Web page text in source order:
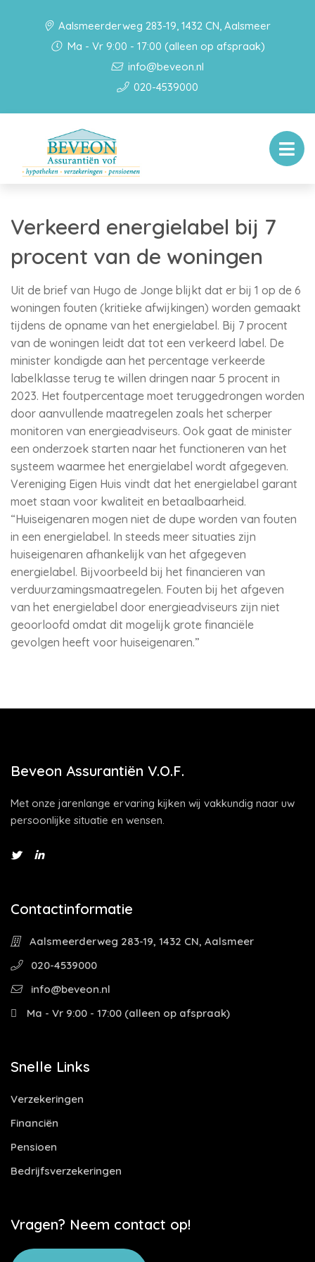
Aalsmeerderweg 283-19, 1432 CN, Aalsmeer
Ma - Vr 9:00 - 17:00 (alleen op afspraak)
info@beveon.nl
020-4539000
Verkeerd energielabel bij 7
procent van de woningen
Uit de brief van Hugo de Jonge blijkt dat er bij 1 op de 6
woningen fouten (kritieke afwijkingen) worden gemaakt
tijdens de opname van het energielabel. Bij 7 procent
van de woningen leidt dat tot een verkeerd label. De
minister kondigde aan het percentage verkeerde
labelklasse terug te willen dringen naar 5 procent in
2023. Het foutpercentage moet teruggedrongen worden
door aanvullende maatregelen zoals het scherper
monitoren van energieadviseurs. Ook gaat de minister
een onderzoek starten naar het functioneren van het
systeem waarmee het energielabel wordt afgegeven.
Vereniging Eigen Huis vindt dat het energielabel garant
moet staan voor kwaliteit en betaalbaarheid.
“Huiseigenaren mogen niet de dupe worden van fouten
in een energielabel. In steeds meer situaties zijn
huiseigenaren afhankelijk van het afgegeven
energielabel. Bijvoorbeeld bij het financieren van
verduurzamingsmaatregelen. Fouten bij het afgeven
van het energielabel door energieadviseurs zijn niet
geoorloofd omdat dit mogelijk grote financiële
gevolgen heeft voor huiseigenaren.”
Beveon Assurantiën V.O.F.
Met onze jarenlange ervaring kijken wij vakkundig naar uw
persoonlijke situatie en wensen.
Contactinformatie
Aalsmeerderweg 283-19, 1432 CN, Aalsmeer
020-4539000
info@beveon.nl
Ma - Vr 9:00 - 17:00 (alleen op afspraak)
Snelle Links
Verzekeringen
Financiën
Pensioen
Bedrijfsverzekeringen
Vragen? Neem contact op!